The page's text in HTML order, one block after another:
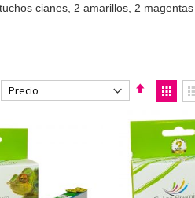
cianes, 2 amarillos, 2
Fijar
Dirección
Ver